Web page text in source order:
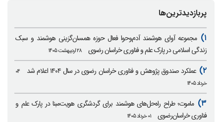
پربازدیدترین‌ها
۱)
مجموعه آوای هوشمند آدم‌وحوا فعال حوزه همسان‌گزینی هوشمند و سبک
زندگی اسلامی در پارک علم و فناوری خراسان رضوی
۲۸ اردیبهشت ۱۴۰۵
۲) عملکرد صندوق پژوهش و فناوری خراسان رضوی در سال ۱۴۰۴ اعلام شد
۰۴
خرداد ۱۴۰۵
۳)
ماموت؛ طراح راه‌حل‌های هوشمند برای گردشگری هویت‌مبنا در پارک علم و
فناوری خراسان‌رضوی
۰۱ خرداد ۱۴۰۵